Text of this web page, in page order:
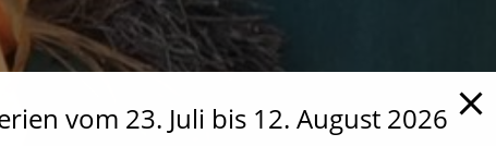
vom 23. Juli bis 12. August 2026